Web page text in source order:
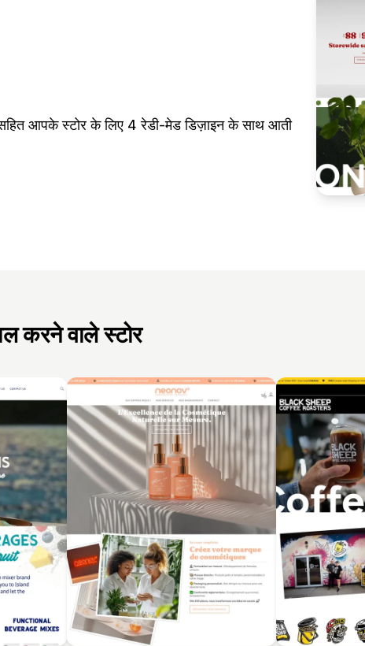
आपके स्टोर के लिए 4 रेडी-मेड डिज़ाइन के साथ आती
करने वाले स्टोर